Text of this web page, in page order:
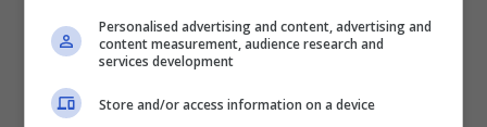
doverosocontrollare la condizione degli
infissi della propria casa.
Personalised advertising and content, advertising and
content measurement, audience research and
services development
Store and/or access information on a device